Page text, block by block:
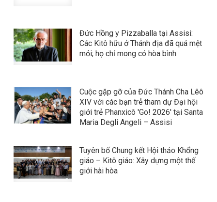
Đức Hồng y Pizzaballa tại Assisi:
Các Kitô hữu ở Thánh địa đã quá mệt
mỏi; họ chỉ mong có hòa bình
Cuộc gặp gỡ của Đức Thánh Cha Lêô
XIV với các bạn trẻ tham dự Đại hội
giới trẻ Phanxicô 'Go! 2026' tại Santa
Maria Degli Angeli – Assisi
Tuyên bố Chung kết Hội thảo Khổng
giáo – Kitô giáo: Xây dựng một thế
giới hài hòa